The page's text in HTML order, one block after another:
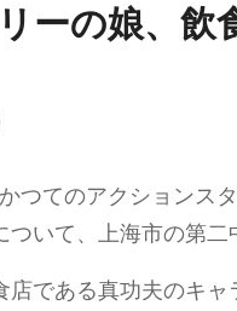
ーの娘、飲
つてのアクションス
いて、上海市の第二
店である真功夫のキ